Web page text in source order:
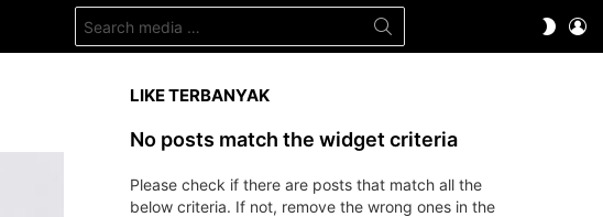
for:
LIKE TERBANYAK
No posts match the widget criteria
Please check if there are posts that match all the
below criteria. If not, remove the wrong ones in the